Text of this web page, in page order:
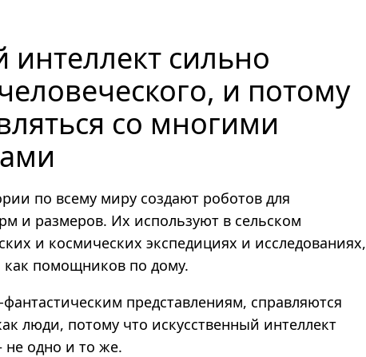
интеллект сильно
и потому
со многими
по всему миру создают роботов для
и размеров. Их используют в сельском
и космических экспедициях и исследованиях,
помощников по дому.
представлениям, справляются
люди, потому что искусственный интеллект
не одно и то же.